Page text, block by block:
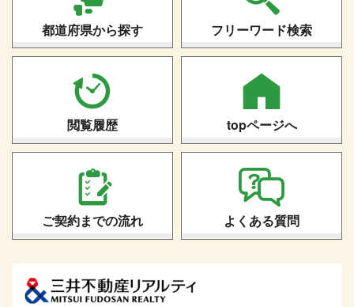
都道府県から探す フリーワード検索
閲覧履歴 topページへ
ご契約までの流れ よくある質問